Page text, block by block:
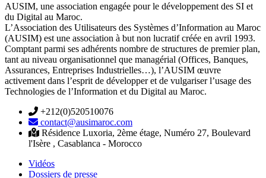
AUSIM, une association engagée pour le développement des SI et
du Digital au Maroc.
L’Association des Utilisateurs des Systèmes d’Information au Maroc
(AUSIM) est une association à but non lucratif créée en avril 1993.
Comptant parmi ses adhérents nombre de structures de premier plan,
tant au niveau organisationnel que managérial (Offices, Banques,
Assurances, Entreprises Industrielles…), l’AUSIM œuvre
activement dans l’esprit de développer et de vulgariser l’usage des
Technologies de l’Information et du Digital au Maroc.
+212(0)520510076
contact@ausimaroc.com
Résidence Luxoria, 2ème étage, Numéro 27, Boulevard
l'Isère , Casablanca - Morocco
Vidéos
Dossiers de presse